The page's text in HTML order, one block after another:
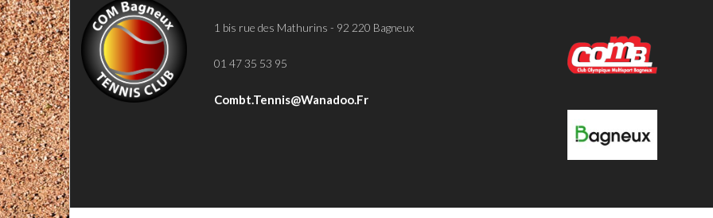
1 bis rue des Mathurins - 92 220 Bagneux
01 47 35 53 95
Combt.tennis@wanadoo.fr